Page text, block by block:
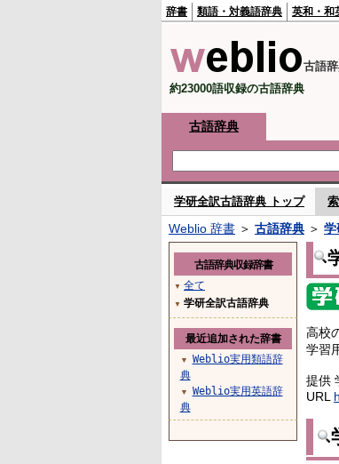
辞書 類語・対義語辞典 英和・和
古語
約23000語収録の古語辞典
古語辞典
学研全訳古語辞典 トップ 索
Weblio 辞書 ＞ 古語辞典 ＞ 学
高校
学習
提供
URL
古語辞典収録辞書
▼ 全て
▼ 学研全訳古語辞典
最近追加された辞書
▼
Weblio実用類語辞
典
▼
Weblio実用英語辞
典